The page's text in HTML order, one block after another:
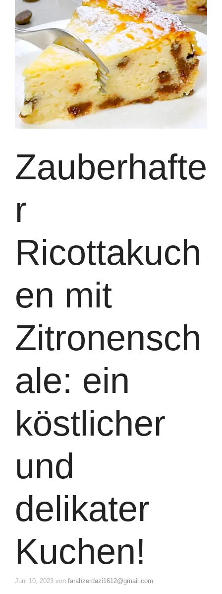
Zauberhafte
r
Ricottakuch
en mit
Zitronensch
ale: ein
köstlicher
und
delikater
Kuchen!
Juni 10, 2023 von farahzerdazi1612@gmail.com